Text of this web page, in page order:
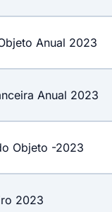
Anual 2023
Anual 2023
Objeto -2023
2023